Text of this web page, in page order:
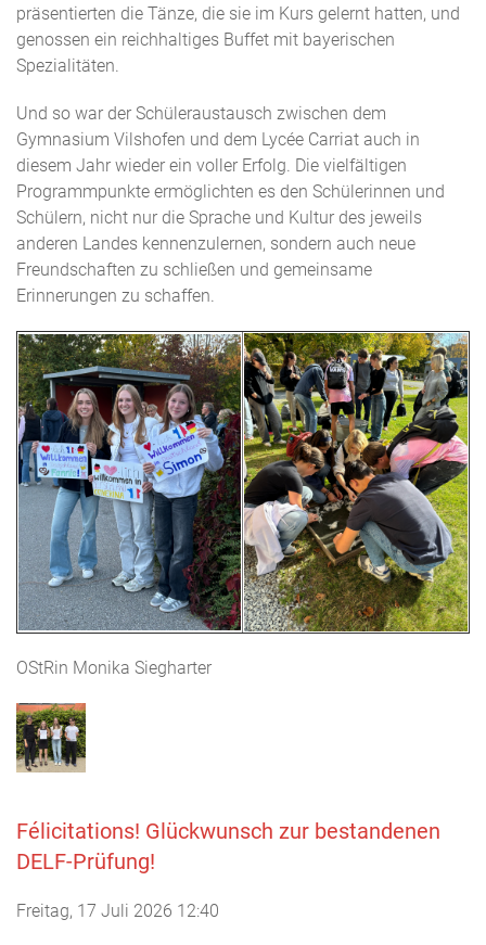
präsentierten die Tänze, die sie im Kurs gelernt hatten, und
genossen ein reichhaltiges Buffet mit bayerischen
Spezialitäten.
Und so war der Schüleraustausch zwischen dem
Gymnasium Vilshofen und dem Lycée Carriat auch in
diesem Jahr wieder ein voller Erfolg. Die vielfältigen
Programmpunkte ermöglichten es den Schülerinnen und
Schülern, nicht nur die Sprache und Kultur des jeweils
anderen Landes kennenzulernen, sondern auch neue
Freundschaften zu schließen und gemeinsame
Erinnerungen zu schaffen.
OStRin Monika Siegharter
Félicitations! Glückwunsch zur bestandenen
DELF-Prüfung!
Freitag, 17 Juli 2026 12:40